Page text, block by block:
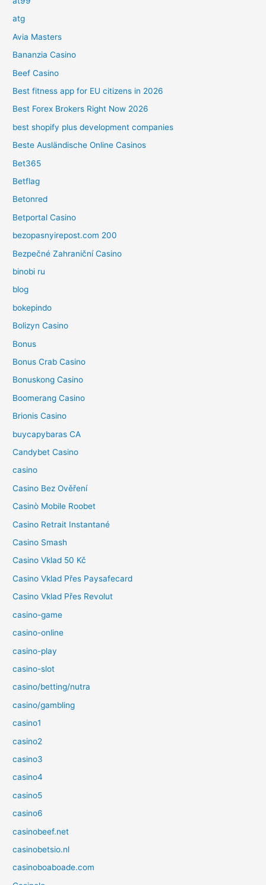
atg
Avia Masters
Bananzia Casino
Beef Casino
Best fitness app for EU citizens in 2026
Best Forex Brokers Right Now 2026
best shopify plus development companies
Beste Ausländische Online Casinos
Bet365
Betflag
Betonred
Betportal Casino
bezopasnyirepost.com 200
Bezpečné Zahraniční Casino
binobi ru
blog
bokepindo
Bolizyn Casino
Bonus
Bonus Crab Casino
Bonuskong Casino
Boomerang Casino
Brionis Casino
buycapybaras CA
Candybet Casino
casino
Casino Bez Ověření
Casinò Mobile Roobet
Casino Retrait Instantané
Casino Smash
Casino Vklad 50 Kč
Casino Vklad Přes Paysafecard
Casino Vklad Přes Revolut
casino-game
casino-online
casino-play
casino-slot
casino/betting/nutra
casino/gambling
casino1
casino2
casino3
casino4
casino5
casino6
casinobeef.net
casinobetsio.nl
casinoboaboade.com